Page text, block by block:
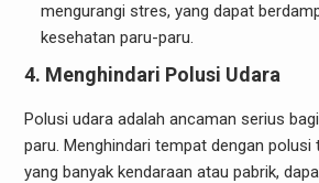
mengurangi stres, yang dapat
kesehatan paru-paru.
4. Menghindari Polusi Udara
Polusi udara adalah ancaman serius
paru. Menghindari tempat dengan polusi
yang banyak kendaraan atau pabrik,